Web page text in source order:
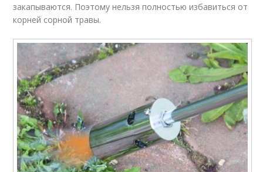
закапываются. Поэтому нельзя полностью избавиться от
корней сорной травы.